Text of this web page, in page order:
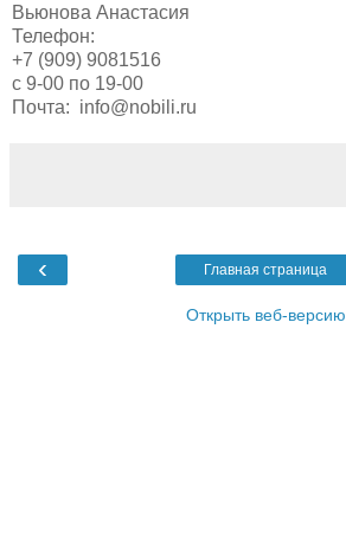
Вьюнова Анастасия
Телефон:
+7 (909) 9081516
с 9-00 по 19-00
Почта: info@nobili.ru
‹ Главная страница
Открыть веб-версию